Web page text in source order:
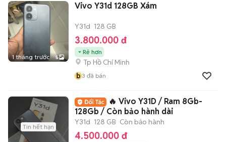
1 tháng trước 5
Vivo Y31d 128GB Xám
Y31d 128 GB
3.800.000 đ
Rẻ hơn
Tp Hồ Chí Minh
b3 đã bán
Tin hết hạn
🔥 Vivo Y31D / Ram 8Gb-
128Gb / Còn bảo hành dài
Y31d 128 GB Còn bảo hành
4.500.000 đ